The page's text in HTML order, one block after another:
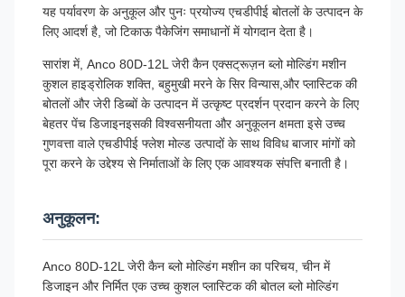
यह पर्यावरण के अनुकूल और पुनः प्रयोज्य एचडीपीई बोतलों के उत्पादन के
लिए आदर्श है, जो टिकाऊ पैकेजिंग समाधानों में योगदान देता है।
सारांश में, Anco 80D-12L जेरी कैन एक्सट्रूज़न ब्लो मोल्डिंग मशीन
कुशल हाइड्रोलिक शक्ति, बहुमुखी मरने के सिर विन्यास,और प्लास्टिक की
बोतलों और जेरी डिब्बों के उत्पादन में उत्कृष्ट प्रदर्शन प्रदान करने के लिए
बेहतर पेंच डिजाइनइसकी विश्वसनीयता और अनुकूलन क्षमता इसे उच्च
गुणवत्ता वाले एचडीपीई फ्लेश मोल्ड उत्पादों के साथ विविध बाजार मांगों को
पूरा करने के उद्देश्य से निर्माताओं के लिए एक आवश्यक संपत्ति बनाती है।
अनुकूलन:
Anco 80D-12L जेरी कैन ब्लो मोल्डिंग मशीन का परिचय, चीन में
डिजाइन और निर्मित एक उच्च कुशल प्लास्टिक की बोतल ब्लो मोल्डिंग